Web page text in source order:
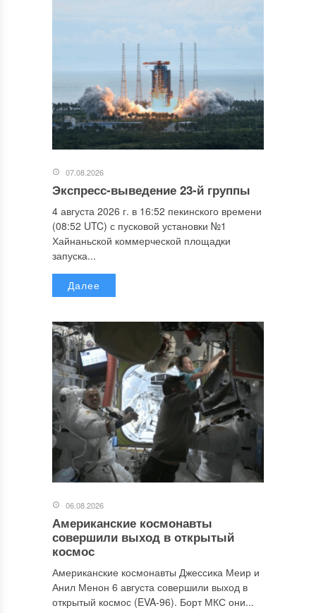
07.08.2026
Экспресс-выведение 23-й группы
4 августа 2026 г. в 16:52 пекинского времени
(08:52 UTC) с пусковой установки №1
Хайнаньской коммерческой площадки
запуска...
Далее
06.08.2026
Американские космонавты
совершили выход в открытый
космос
Американские космонавты Джессика Меир и
Анил Менон 6 августа совершили выход в
открытый космос (EVA-96). Борт МКС они...